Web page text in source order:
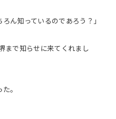
ん知っているのであろう？」
まで知らせに来てくれまし
。